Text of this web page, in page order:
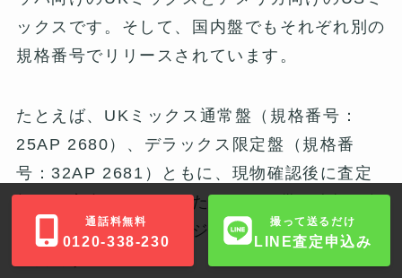
ックスです。そして、国内盤でもそれぞれ別の
規格番号でリリースされています。
たとえば、UKミックス通常盤（規格番号：
25AP 2680）、デラックス限定盤（規格番
号：32AP 2681）ともに、現物確認後に査定
額をご案内します。したがって、帯の表記や規
格番号から正確にバージョンを判別することが
通話料無料
0120-338-230
撮って送るだけ
LINE査定申込み